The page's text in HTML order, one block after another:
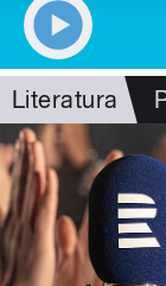
Literatura